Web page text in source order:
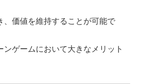
、価値を維持することが可能で
ゲームにおいて大きなメリット